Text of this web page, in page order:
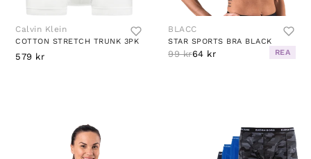
Calvin Klein
COTTON STRETCH TRUNK 3PK
579 kr
BLACC
STAR SPORTS BRA BLACK
99 kr64 kr REA